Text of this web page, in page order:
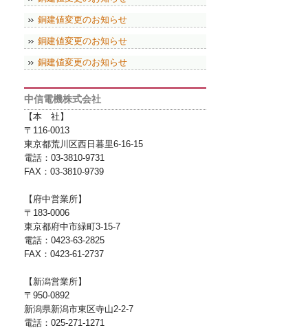
銅建値変更のお知らせ
銅建値変更のお知らせ
銅建値変更のお知らせ
中信電機株式会社
【本 社】
〒116-0013
東京都荒川区西日暮里6-16-15
電話：03-3810-9731
FAX：03-3810-9739
【府中営業所】
〒183-0006
東京都府中市緑町3-15-7
電話：0423-63-2825
FAX：0423-61-2737
【新潟営業所】
〒950-0892
新潟県新潟市東区寺山2-2-7
電話：025-271-1271